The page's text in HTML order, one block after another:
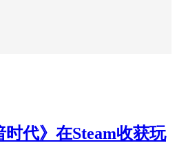
时代》在Steam收获玩